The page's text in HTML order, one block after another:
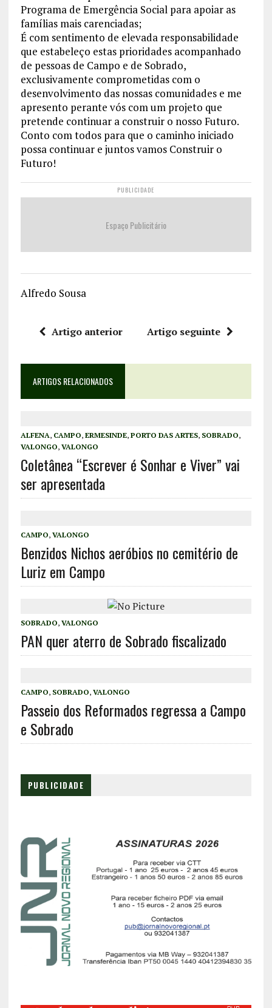
Programa de Emergência Social para apoiar as
famílias mais carenciadas;
É com sentimento de elevada responsabilidade
que estabeleço estas prioridades acompanhado
de pessoas de Campo e de Sobrado,
exclusivamente comprometidas com o
desenvolvimento das nossas comunidades e me
apresento perante vós com um projeto que
pretende continuar a construir o nosso Futuro.
Conto com todos para que o caminho iniciado
possa continuar e juntos vamos Construir o
Futuro!
PUBLICIDADE
Espaço Publicitário
Alfredo Sousa
Artigo anterior Artigo seguinte
ARTIGOS RELACIONADOS
ALFENA, CAMPO, ERMESINDE, PORTO DAS ARTES, SOBRADO,
VALONGO, VALONGO
Coletânea “Escrever é Sonhar e Viver” vai
ser apresentada
CAMPO, VALONGO
Benzidos Nichos aeróbios no cemitério de
Luriz em Campo
SOBRADO, VALONGO
PAN quer aterro de Sobrado fiscalizado
CAMPO, SOBRADO, VALONGO
Passeio dos Reformados regressa a Campo
e Sobrado
PUBLICIDADE